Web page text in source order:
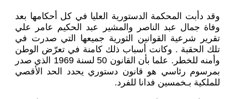
وقد دأبت المحكمة الدستورية العليا في كل أحكامها بعد
وفاة جمال عبد الناصر والمشير عبد الحكيم عامر علي
تقرير شرعية القوانين الثورية جميعها التي صدرت في
تلك الحقبة . وكانت أسباب ذلك كامنة في تعرّض الوطن
وأمنه للخطر. علما بأن القانون 50 لسنة 1969 الذي صدر
بمرسوم رئاسي هو قانون دستوري يحدد الحد الأقصي
للملكية بـخمسين فدانا للفرد.